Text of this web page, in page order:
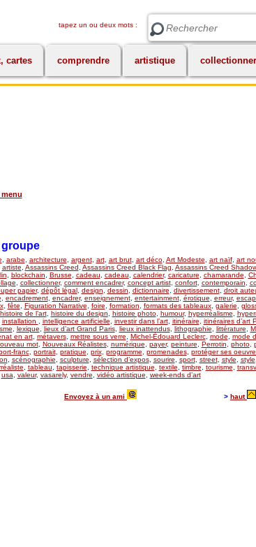
tapez un ou deux mots : Rechercher
cartes comprendre artistique collectionner
groupe
arabe architecture argent, art, art brut, art déco, Art Modeste art naïf, art
artiste Assassins Creed Assassins Creed Black Flag Assassins Creed
blockchain Brusse cadeau cadeau calendrier, caricature chamarande
collectionner, comment encadrer, concept artist, confort, contemporain
papier, dépôt légal, design dessin dictionnaire divertissement, droit
encadrement, encadrer, enseignement, entertainment, érotique erreur,
, fête Figuration Narrative foire formation formats des tableaux, galerie
histoire de l’art, histoire du design histoire photo, humour, hyperréalisme
installation intelligence artificielle investir dans l’art, itinéraire itinéraires d’art
lexique lieux d’art Grand Paris, lieux inattendus, lithographie littérature
en art, métavers, mettre sous verre Michel-Édouard Leclerc, mode mode
mot, Nouveaux Réalistes, numérique payer, peinture Perrotin photo,
franc, portrait, pratique prix, programme promenades, protéger ses
scénographie sculpture sélection d’expos, sourire sport, street, style style
tableau tapisserie technique artistique textile timbre tourisme
usa valeur, vasarely, vendre vidéo artistique week-ends d’art
Envoyez à un ami > haut